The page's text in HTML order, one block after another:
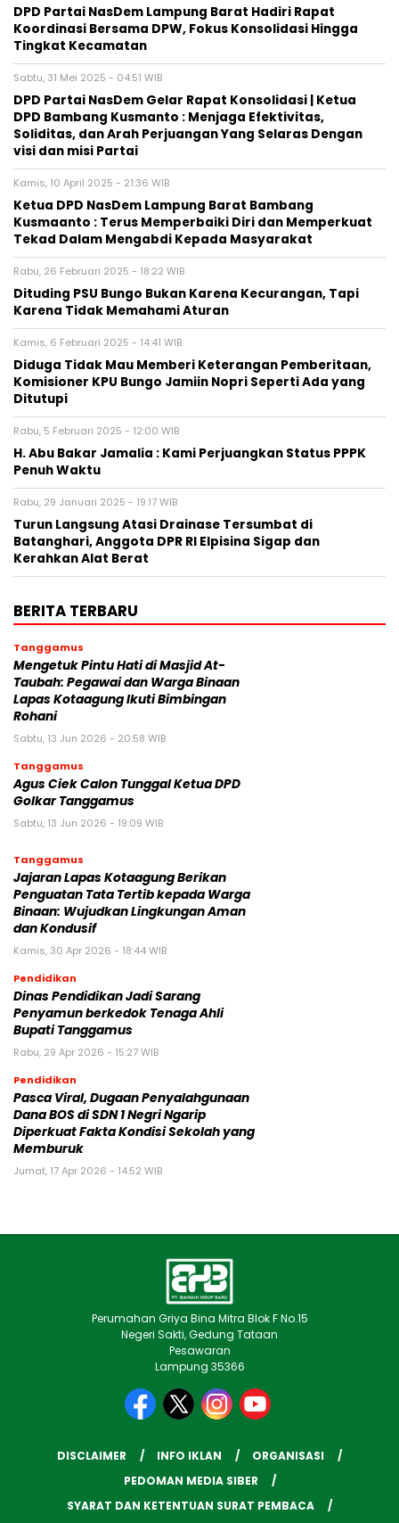
DPD Partai NasDem Lampung Barat Hadiri Rapat
Koordinasi Bersama DPW, Fokus Konsolidasi Hingga
Tingkat Kecamatan
Sabtu, 31 Mei 2025 - 04:51 WIB
DPD Partai NasDem Gelar Rapat Konsolidasi | Ketua
DPD Bambang Kusmanto : Menjaga Efektivitas,
Soliditas, dan Arah Perjuangan Yang Selaras Dengan
visi dan misi Partai
Kamis, 10 April 2025 - 21:36 WIB
Ketua DPD NasDem Lampung Barat Bambang
Kusmaanto : Terus Memperbaiki Diri dan Memperkuat
Tekad Dalam Mengabdi Kepada Masyarakat
Rabu, 26 Februari 2025 - 18:22 WIB
Dituding PSU Bungo Bukan Karena Kecurangan, Tapi
Karena Tidak Memahami Aturan
Kamis, 6 Februari 2025 - 14:41 WIB
Diduga Tidak Mau Memberi Keterangan Pemberitaan,
Komisioner KPU Bungo Jamiin Nopri Seperti Ada yang
Ditutupi
Rabu, 5 Februari 2025 - 12:00 WIB
H. Abu Bakar Jamalia : Kami Perjuangkan Status PPPK
Penuh Waktu
Rabu, 29 Januari 2025 - 19:17 WIB
Turun Langsung Atasi Drainase Tersumbat di
Batanghari, Anggota DPR RI Elpisina Sigap dan
Kerahkan Alat Berat
BERITA TERBARU
Tanggamus
Mengetuk Pintu Hati di Masjid At-
Taubah: Pegawai dan Warga Binaan
Lapas Kotaagung Ikuti Bimbingan
Rohani
Sabtu, 13 Jun 2026 - 20:58 WIB
Tanggamus
Agus Ciek Calon Tunggal Ketua DPD
Golkar Tanggamus
Sabtu, 13 Jun 2026 - 19:09 WIB
Tanggamus
Jajaran Lapas Kotaagung Berikan
Penguatan Tata Tertib kepada Warga
Binaan: Wujudkan Lingkungan Aman
dan Kondusif
Kamis, 30 Apr 2026 - 18:44 WIB
Pendidikan
Dinas Pendidikan Jadi Sarang
Penyamun berkedok Tenaga Ahli
Bupati Tanggamus
Rabu, 29 Apr 2026 - 15:27 WIB
Pendidikan
Pasca Viral, Dugaan Penyalahgunaan
Dana BOS di SDN 1 Negri Ngarip
Diperkuat Fakta Kondisi Sekolah yang
Memburuk
Jumat, 17 Apr 2026 - 14:52 WIB
Perumahan Griya Bina Mitra Blok F No.15
Negeri Sakti, Gedung Tataan
Pesawaran
Lampung 35366
DISCLAIMER INFO IKLAN
ORGANISASI
PEDOMAN MEDIA SIBER
SYARAT DAN KETENTUAN SURAT PEMBACA